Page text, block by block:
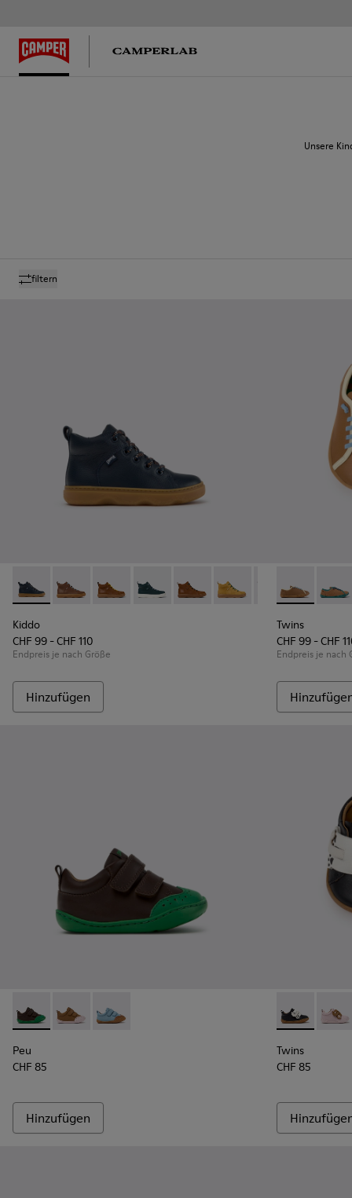
Unsere
filtern
Kiddo - K900189-026 - Blaue Lederstiefeletten für Kinder.
Kiddo - K900189-028 - Braune Lederstiefeletten für
Kiddo - K900189-025
Kiddo - K900189-021
Kiddo - K900189-020
Kiddo - K900189-018
Kiddo -Kiddo -
Kiddo
CHF 99 - CHF 110
Endpreis je nach Größe
Hinzufügen
Twins -
Twins
CHF 99 - CHF
Endpreis je nach
Peu - K800708-004 - Braune Lederschuhe für Kinder.
Peu - K800708-003 - Braune Lederschuhe für Kinder.
Peu - K800708-002
Peu
CHF 85
Hinzufügen
Twins -
Twins
CHF 85